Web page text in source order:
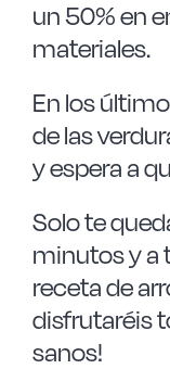
un 50% en
materiales.
En los
de las
y espera a
Solo te
minutos y a
receta de
disfrutaréis
sanos!